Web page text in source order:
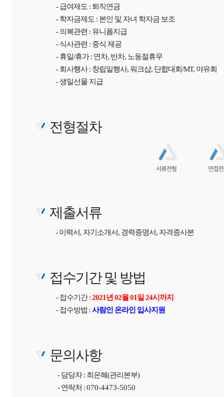
- 급여제도 : 퇴직연금
- 학자금제도 : 본인 및 자녀 학자금 보조
- 의복관련 : 유니폼지급
- 식사관련 : 중식 제공
- 휴일/휴가 : 연차, 반차, 노동절휴무
- 회사행사 : 창립일행사, 워크샵, 단합대회/MT, 야유회
- 생일선물 지급
전형절차
제출서류
- 이력서, 자기소개서, 경력증명서, 자격증사본
접수기간 및 방법
- 접수기간 :2021년 02월 01일 24시까지
- 접수방법 :사람인 온라인 입사지원
문의사항
- 담당자 : 최은혜(관리본부)
- 연락처 :070-4473-5050